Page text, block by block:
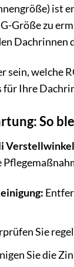
ist
Größe zu
Dachrinnen
sein, welche
für Ihre
So
Sie
Sie die